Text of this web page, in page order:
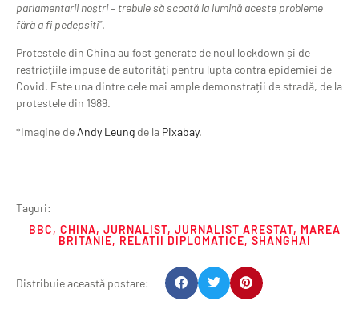
parlamentarii noştri – trebuie să scoată la lumină aceste probleme
fără a fi pedepsiţi”.
Protestele din China au fost generate de noul lockdown și de
restricţiile impuse de autorităţi pentru lupta contra epidemiei de
Covid. Este una dintre cele mai ample demonstrații de stradă, de la
protestele din 1989.
*Imagine de Andy Leung de la Pixabay.
Taguri:
BBC, CHINA, JURNALIST, JURNALIST ARESTAT, MAREA
BRITANIE, RELATII DIPLOMATICE, SHANGHAI
Distribuie această postare: